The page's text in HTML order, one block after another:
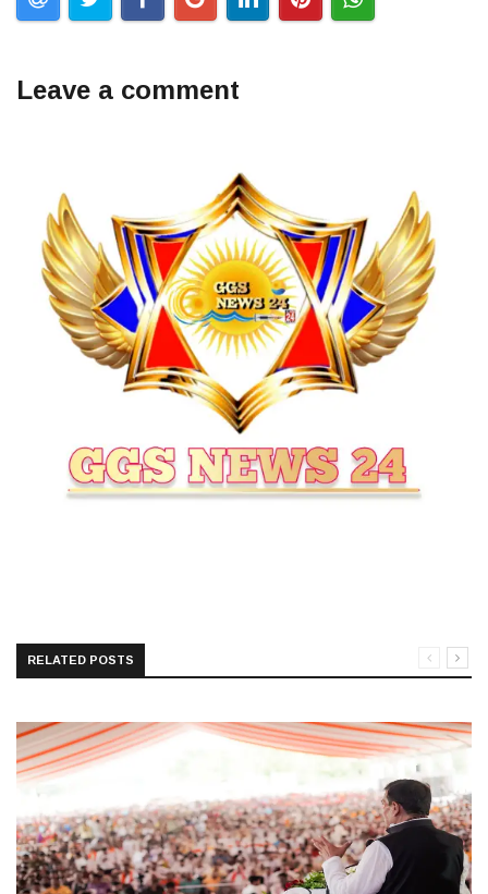
Leave a comment
RELATED POSTS